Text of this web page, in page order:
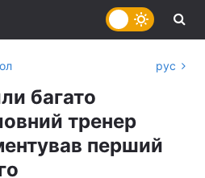
рус
багато
тренер
перший